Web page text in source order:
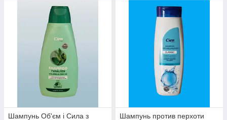
Шампунь Об'єм і Сила з
Шампунь против перхоти